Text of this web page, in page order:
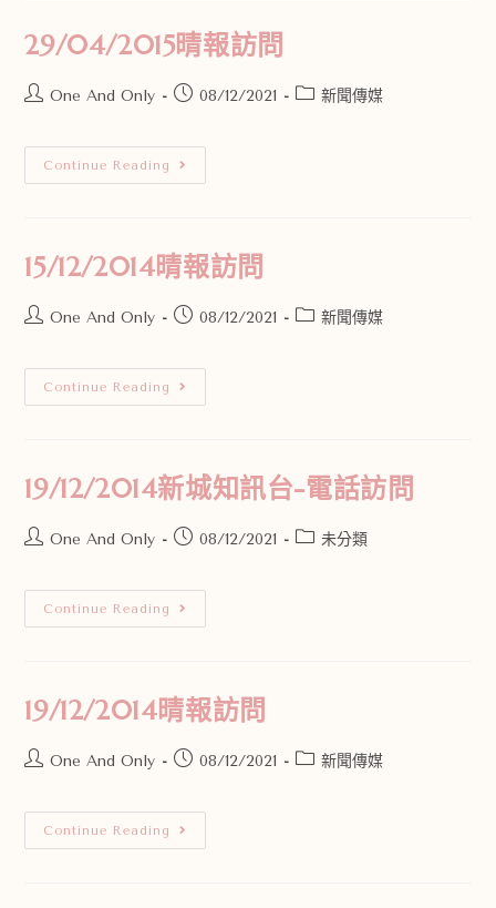
29/04/2015晴報訪問
One And Only 08/12/2021 新聞傳媒
Continue Reading
15/12/2014晴報訪問
One And Only 08/12/2021 新聞傳媒
Continue Reading
19/12/2014新城知訊台-電話訪問
One And Only 08/12/2021 未分類
Continue Reading
19/12/2014晴報訪問
One And Only 08/12/2021 新聞傳媒
Continue Reading